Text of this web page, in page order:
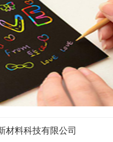
材料科技有限公司